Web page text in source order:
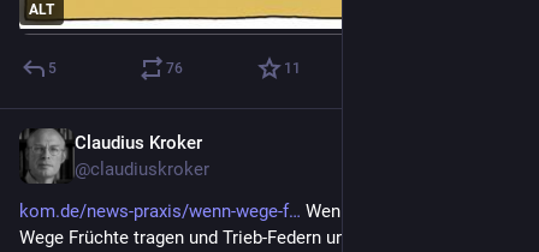
ALT
5 76 11
Claudius Kroker
@claudiuskroker
kom.de/news-praxis/wenn-wege-f
Wenn eingeschlagene
Wege Früchte tragen und Trieb-Federn unter Zug-Zwang